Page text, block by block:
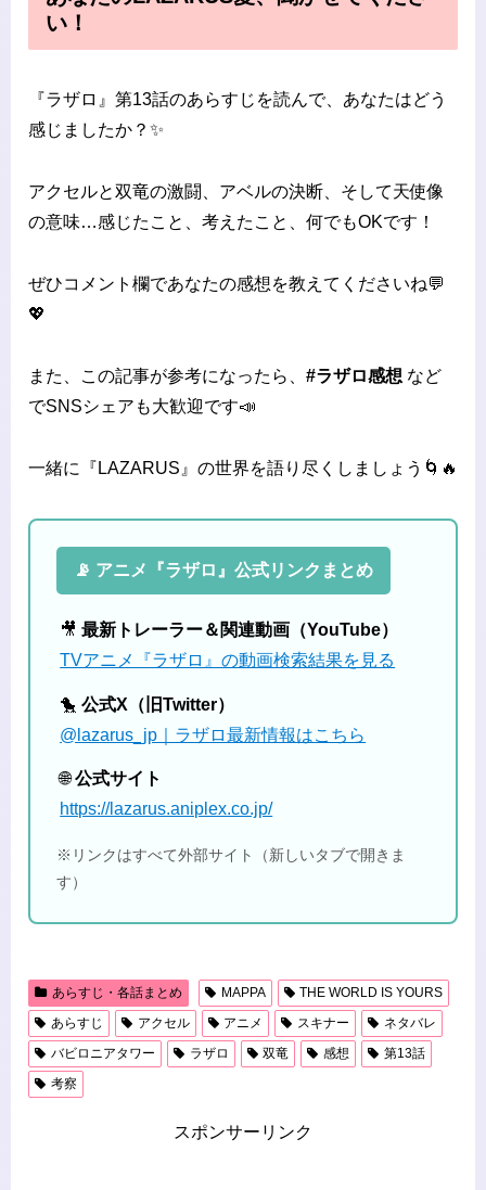
い！
『ラザロ』第13話のあらすじを読んで、あなたはどう
感じましたか？✨
アクセルと双竜の激闘、アベルの決断、そして天使像
の意味…感じたこと、考えたこと、何でもOKです！
ぜひコメント欄であなたの感想を教えてくださいね💬
💖
また、この記事が参考になったら、 #ラザロ感想 など
でSNSシェアも大歓迎です📣
一緒に『LAZARUS』の世界を語り尽くしましょう🌀🔥
📡 アニメ『ラザロ』公式リンクまとめ
🎥最新トレーラー＆関連動画（YouTube）
TVアニメ『ラザロ』の動画検索結果を見る
🐤公式X（旧Twitter）
@lazarus_jp｜ラザロ最新情報はこちら
🌐公式サイト
https://lazarus.aniplex.co.jp/
※リンクはすべて外部サイト（新しいタブで開きま
す）
あらすじ・各話まとめ MAPPA
THE WORLD IS YOURS
あらすじ
アクセル アニメ スキナー
ネタバレ
バビロニアタワー
ラザロ 双竜 感想
第13話
考察
スポンサーリンク